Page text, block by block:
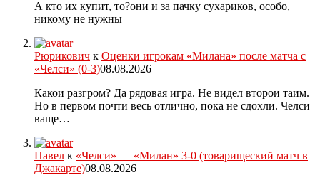
А кто их купит, то?они и за пачку сухариков, особо,
никому не нужны
Рюрикович к Оценки игрокам «Милана» после матча с
«Челси» (0-3)08.08.2026
Какои разгром? Да рядовая игра. Не видел второи таим.
Но в первом почти весь отлично, пока не сдохли. Челси
ваще…
Павел к «Челси» — «Милан» 3-0 (товарищеский матч в
Джакарте)08.08.2026